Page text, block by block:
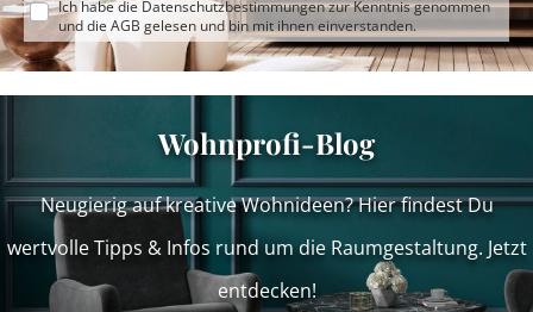
Ich habe die Datenschutzbestimmungenzur Kenntnis genommen
und die AGB gelesen und bin mit ihnen einverstanden.
Wohnprofi-Blog
Neugierig auf kreative Wohnideen? Hier findest Du
wertvolle Tipps & Infos rund um die Raumgestaltung. Jetzt
entdecken!